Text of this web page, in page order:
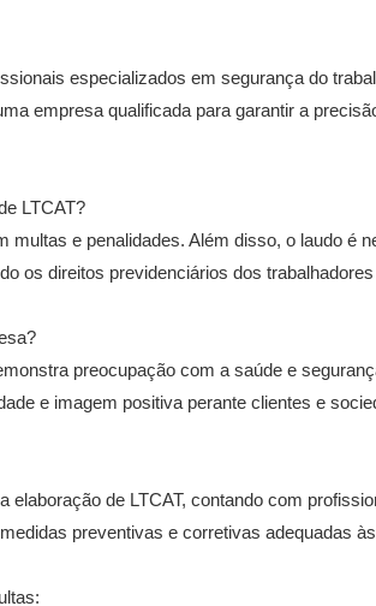
especializados em segurança do
empresa qualificada para garantir a
LTCAT?
multas e penalidades. Além disso, o laudo é
os direitos previdenciários dos
preocupação com a saúde e
e imagem positiva perante clientes e
elaboração de LTCAT, contando com
preventivas e corretivas adequadas